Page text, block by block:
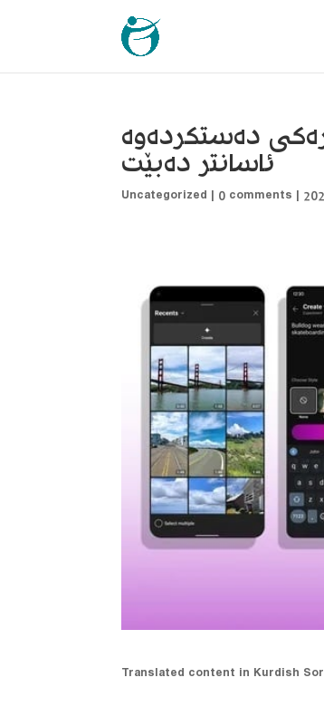
دەستکردەوە
ئاسانتر دەبێت
|
Uncategorized | 0 comments
Translated content in Kurdish